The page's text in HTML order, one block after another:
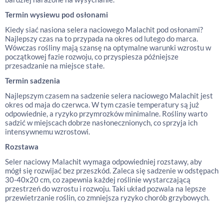
Termin wysiewu pod osłonami
Kiedy siać nasiona selera naciowego Malachit pod osłonami?
Najlepszy czas na to przypada na okres od lutego do marca.
Wówczas rośliny mają szansę na optymalne warunki wzrostu w
początkowej fazie rozwoju, co przyspiesza późniejsze
przesadzanie na miejsce stałe.
Termin sadzenia
Najlepszym czasem na sadzenie selera naciowego Malachit jest
okres od maja do czerwca. W tym czasie temperatury są już
odpowiednie, a ryzyko przymrozków minimalne. Rośliny warto
sadzić w miejscach dobrze nasłonecznionych, co sprzyja ich
intensywnemu wzrostowi.
Rozstawa
Seler naciowy Malachit wymaga odpowiedniej rozstawy, aby
mógł się rozwijać bez przeszkód. Zaleca się sadzenie w odstępach
30-40x20 cm, co zapewnia każdej roślinie wystarczającą
przestrzeń do wzrostu i rozwoju. Taki układ pozwala na lepsze
przewietrzanie roślin, co zmniejsza ryzyko chorób grzybowych.